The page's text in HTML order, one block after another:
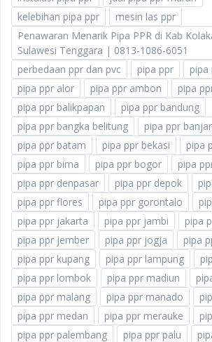
kelebihan pipa ppr
mesin las ppr
Penawaran Menarik Pipa PPR di Kab
Sulawesi Tenggara | 0813-1086-6051
perbedaan ppr dan pvc
pipa ppr
pipa
pipa ppr alor
pipa ppr ambon
pipa
pipa ppr balikpapan
pipa ppr bandung
pipa ppr bangka belitung
pipa ppr
pipa ppr batam
pipa ppr bekasi
pipa
pipa ppr bima
pipa ppr bogor
pipa
pipa ppr denpasar
pipa ppr depok
pipa ppr flores
pipa ppr gorontalo
pipa ppr jakarta
pipa ppr jambi
pipa
pipa ppr jember
pipa ppr jogja
pipa
pipa ppr kupang
pipa ppr lampung
pipa ppr lombok
pipa ppr madiun
pipa ppr malang
pipa ppr manado
pipa ppr medan
pipa ppr merauke
pipa ppr palembang
pipa ppr palu